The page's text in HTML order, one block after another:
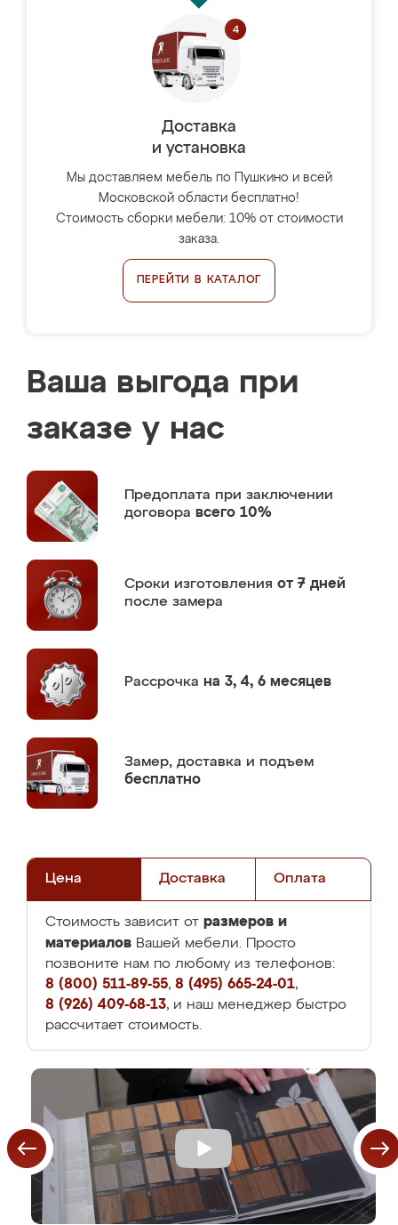
Доставка
и установка
Мы доставляем мебель по Пушкино и всей
Московской области бесплатно!
Стоимость сборки мебели: 10% от стоимости
заказа.
ПЕРЕЙТИ В КАТАЛОГ
Ваша выгода при
заказе у нас
Предоплата при заключении
договора всего 10%
Сроки изготовления от 7 дней
после замера
Рассрочка на 3, 4, 6 месяцев
Замер, доставка и подъем
бесплатно
Цена Доставка Оплата
Стоимость зависит от размеров и
материалов Вашей мебели. Просто
позвоните нам по любому из телефонов:
8 (800) 511-89-55, 8 (495) 665-24-01,
8 (926) 409-68-13, и наш менеджер быстро
рассчитает стоимость.